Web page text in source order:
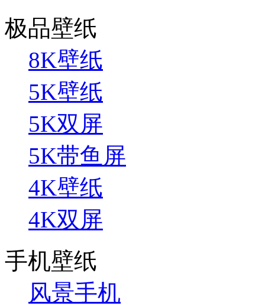
极品壁纸
8K壁纸
5K壁纸
5K双屏
5K带鱼屏
4K壁纸
4K双屏
手机壁纸
风景手机